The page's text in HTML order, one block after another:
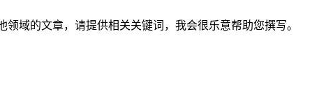
域的文章，请提供相关关键词，我会很乐意帮助您撰写。